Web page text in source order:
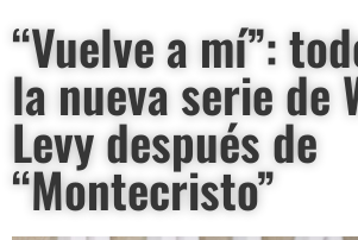
“Vuelve a mí”:
la nueva serie de
Levy después de
“Montecristo”